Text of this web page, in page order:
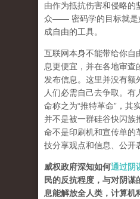
由作为抵抗伤害和侵略的
众—— 密码学的目标就是
成自由的工具。
互联网本身不能带给你自
息更便宜，并在各地审查
发布信息。这里并没有额
人们必需自己去争取。
命称之为“推特革命”，其
并不是被一群硅谷快闪族
命不是印刷机和宣传单的
技分享观点和信息、公开
威权政府深知如何通过阴
民的反抗程度，与对阴谋
息能解放全人类，计算机